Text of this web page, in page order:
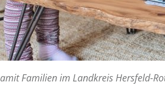
Familien im Landkreis Hersfeld-